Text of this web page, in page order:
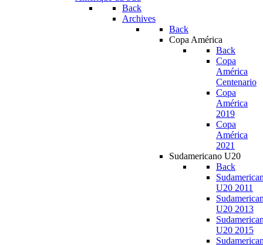
Back
Archives
Back
Copa América
Back
Copa
América
Centenario
Copa
América
2019
Copa
América
2021
Sudamericano U20
Back
U20 2011
U20 2013
U20 2015